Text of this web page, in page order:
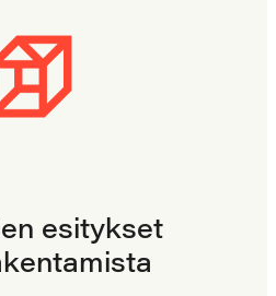
esitykset